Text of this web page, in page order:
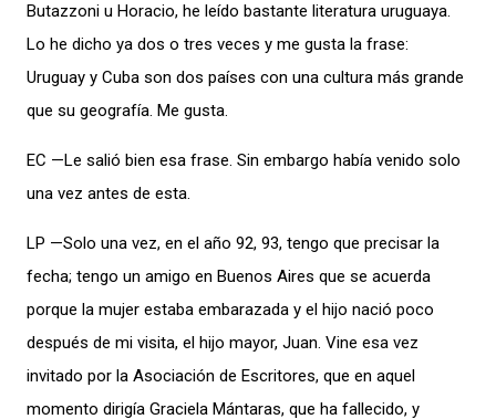
Butazzoni u Horacio, he leído bastante literatura uruguaya.
Lo he dicho ya dos o tres veces y me gusta la frase:
Uruguay y Cuba son dos países con una cultura más grande
que su geografía. Me gusta.
EC —Le salió bien esa frase. Sin embargo había venido solo
una vez antes de esta.
LP —Solo una vez, en el año 92, 93, tengo que precisar la
fecha; tengo un amigo en Buenos Aires que se acuerda
porque la mujer estaba embarazada y el hijo nació poco
después de mi visita, el hijo mayor, Juan. Vine esa vez
invitado por la Asociación de Escritores, que en aquel
momento dirigía Graciela Mántaras, que ha fallecido, y